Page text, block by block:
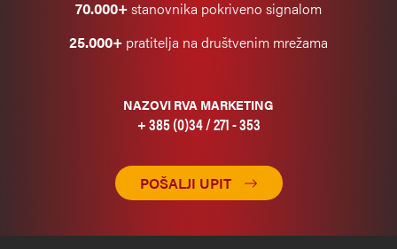
70.000+stanovnika pokriveno signalom
25.000+ pratitelja na društvenim mrežama
NAZOVI RVA MARKETING
+ 385 (0)34 / 271 - 353
POŠALJI UPIT